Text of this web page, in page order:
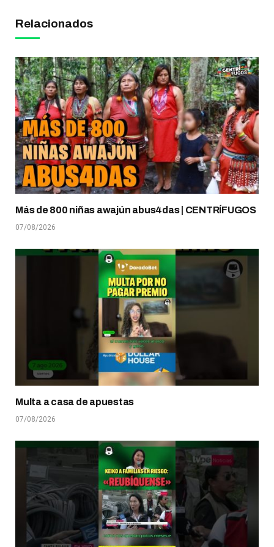
Relacionados
Más de 800 niñas awajún abus4das | CENTRÍFUGOS
07/08/2026
Multa a casa de apuestas
07/08/2026